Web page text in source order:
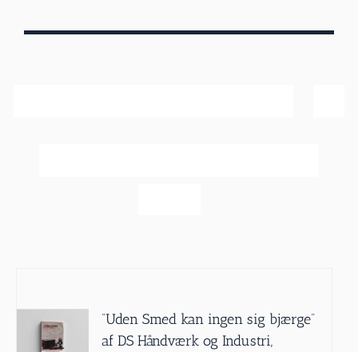
”Uden Smed kan ingen sig bjærge”
af DS Håndværk og Industri,